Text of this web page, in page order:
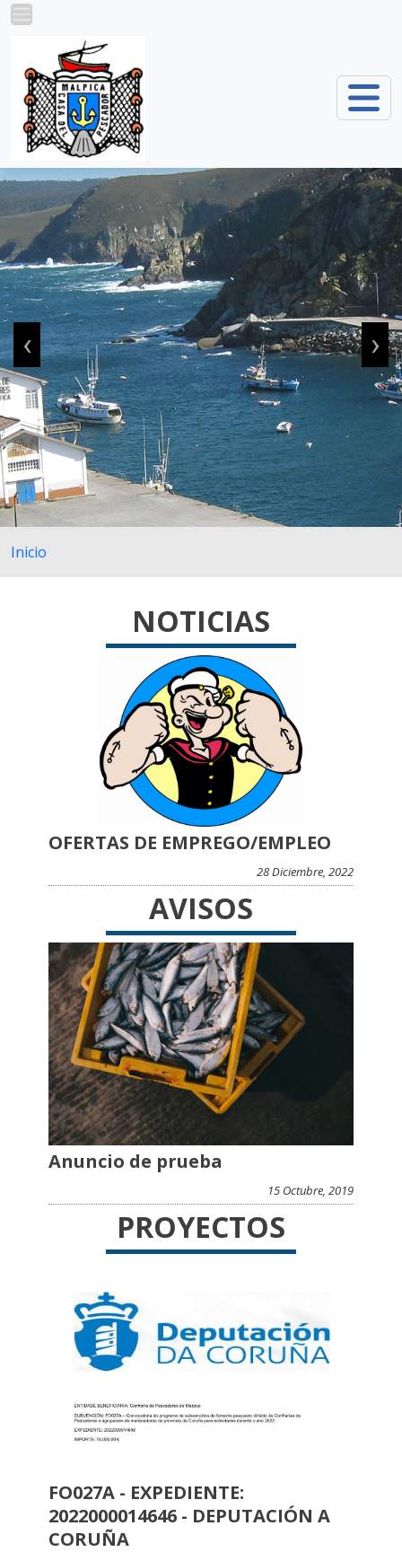
Pasar al contenido principal
‹ ›
Inicio
NOTICIAS
OFERTAS DE EMPREGO/EMPLEO
28 Diciembre, 2022
AVISOS
Anuncio de prueba
15 Octubre, 2019
PROYECTOS
FO027A - EXPEDIENTE:
2022000014646 - DEPUTACIÓN A
CORUÑA